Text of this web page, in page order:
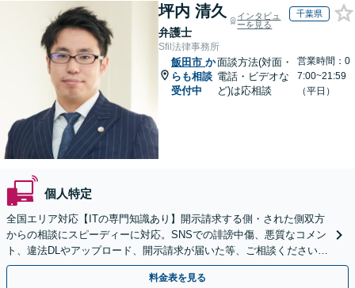
坪内 清久
弁護士
インタビュ
ーを見る
千葉県
Sfil法律事務所
飯田市 か
らも相談
受付中
面談方法(対面・
電話・ビデオな
ど)は応相談
営業時間：0
7:00~21:59
（平日）
個人特定
全国エリア対応【ITの専門知識あり】開示請求する側・された側双方
からの相談にスピーディーに対応。SNSでの誹謗中傷、悪質なコメン
ト、違法DLやアップロード、開示請求が届いた等、ご相談ください
【WEB面談OK&解決実績豊富】【千葉中央駅4分】
料金表を見る